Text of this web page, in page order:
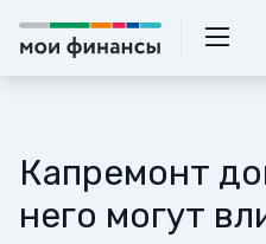
Капремонт
него могут